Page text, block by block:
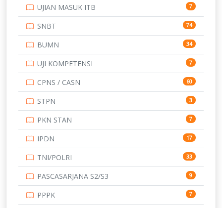
STIP 2
153
345
UNIVERSITAS AIRLANGGA 15
16
15
15
14
14
UNIVERSITAS CENDRAWASIH 14
15
UJIAN MASUK ITB 7
SNBT 74
BUMN 34
UJI KOMPETENSI 7
CPNS / CASN 60
STPN 3
PKN STAN 7
IPDN 17
TNI/POLRI 33
PASCASARJANA S2/S3 9
PPPK 7